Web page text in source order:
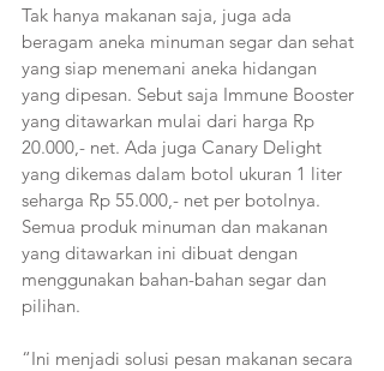
Tak hanya makanan saja, juga ada
beragam aneka minuman segar dan sehat
yang siap menemani aneka hidangan
yang dipesan. Sebut saja Immune Booster
yang ditawarkan mulai dari harga Rp
20.000,- net. Ada juga Canary Delight
yang dikemas dalam botol ukuran 1 liter
seharga Rp 55.000,- net per botolnya.
Semua produk minuman dan makanan
yang ditawarkan ini dibuat dengan
menggunakan bahan-bahan segar dan
pilihan.
“Ini menjadi solusi pesan makanan secara